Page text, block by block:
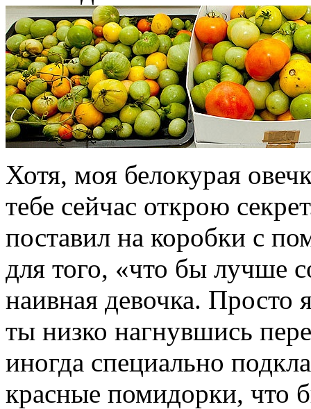
Хотя, моя белокурая
тебе сейчас открою
поставил на коробки с
для того, «что бы лучше
наивная девочка. Просто
ты низко нагнувшись
иногда специально
красные помидорки, что